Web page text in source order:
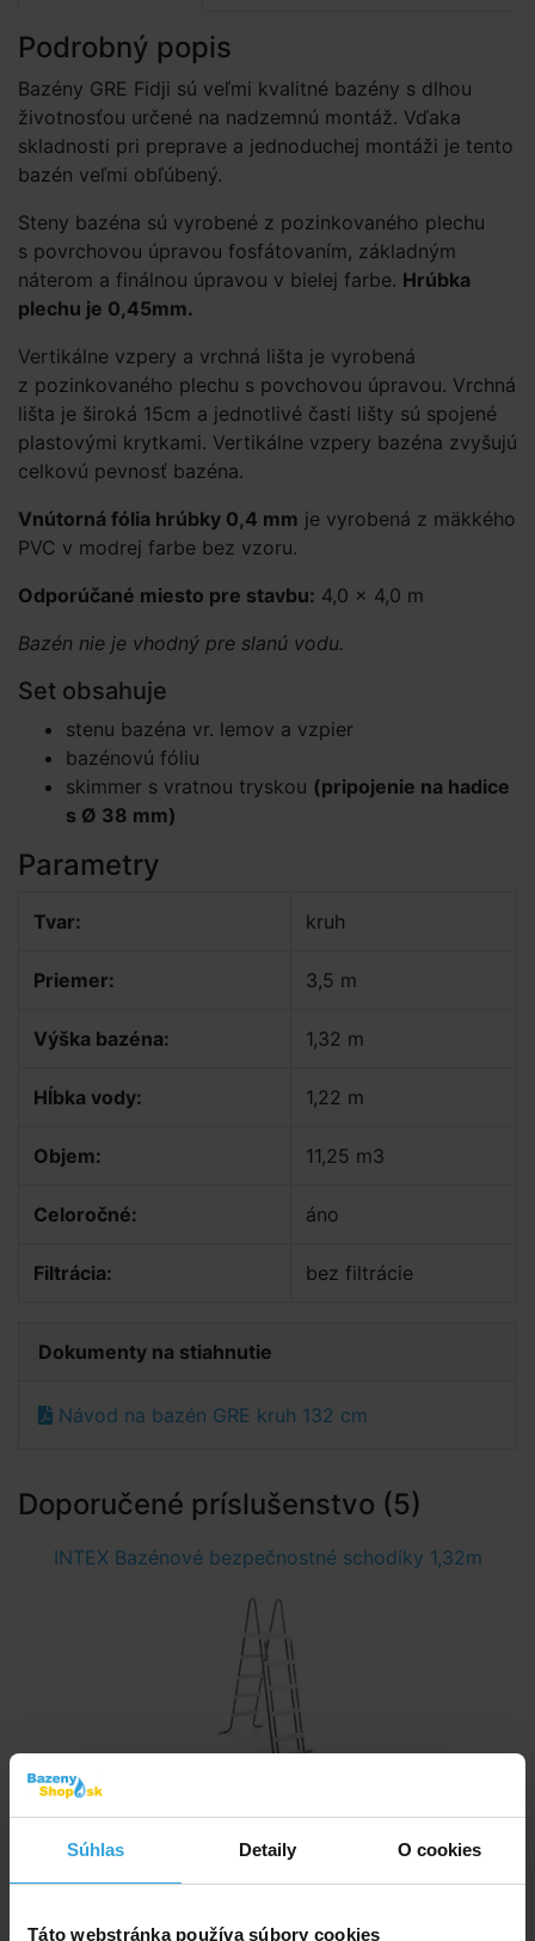
Súhlas Detaily O cookies
Táto webstránka používa súbory cookies
Podrobný popis
Bazény GRE Fidji sú veľmi kvalitné bazény s dlhou
životnosťou určené na nadzemnú montáž. Vďaka
skladnosti pri preprave a jednoduchej montáži je tento
bazén veľmi obľúbený.
Steny bazéna sú vyrobené z pozinkovaného plechu
s povrchovou úpravou fosfátovaním, základným
náterom a finálnou úpravou v bielej farbe. Hrúbka
plechu je 0,45mm.
Vertikálne vzpery a vrchná lišta je vyrobená
z pozinkovaného plechu s povchovou úpravou. Vrchná
lišta je široká 15cm a jednotlivé časti lišty sú spojené
plastovými krytkami. Vertikálne vzpery bazéna zvyšujú
celkovú pevnosť bazéna.
Vnútorná fólia hrúbky 0,4 mm je vyrobená z mäkkého
PVC v modrej farbe bez vzoru.
Odporúčané miesto pre stavbu: 4,0 × 4,0 m
Bazén nie je vhodný pre slanú vodu.
Set obsahuje
stenu bazéna vr. lemov a vzpier
bazénovú fóliu
skimmer s vratnou tryskou (pripojenie na hadice
s Ø 38 mm)
Parametry
Tvar: kruh
Priemer: 3,5 m
Výška bazéna: 1,32 m
Hĺbka vody: 1,22 m
Objem: 11,25 m3
Celoročné: áno
Filtrácia: bez filtrácie
Dokumenty na stiahnutie
Návod na bazén GRE kruh 132 cm
Doporučené príslušenstvo (5)
INTEX Bazénové bezpečnostné schodíky 1,32m
Skladom > 5 ks
v stredu u vás